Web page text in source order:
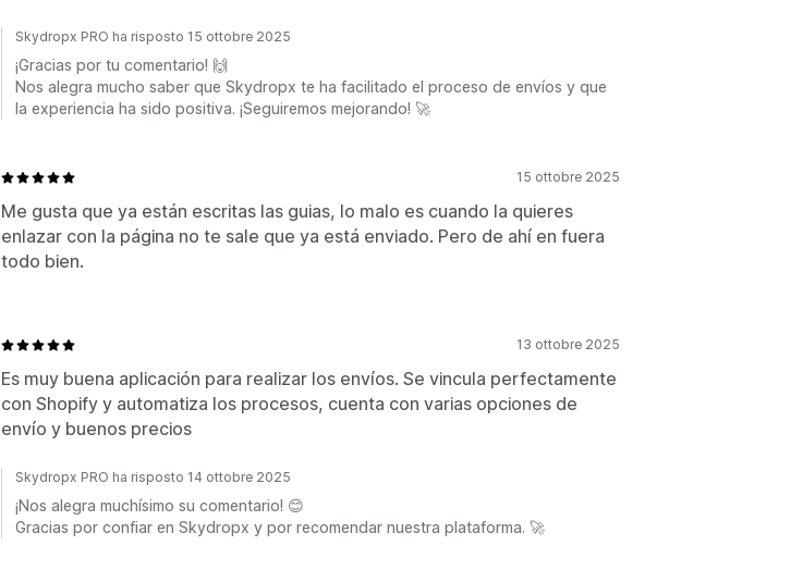
Skydropx PRO ha risposto 15 ottobre 2025
¡Gracias por tu comentario! 🙌
Nos alegra mucho saber que Skydropx te ha facilitado el proceso de envíos y que
la experiencia ha sido positiva. ¡Seguiremos mejorando! 🚀
15 ottobre 2025
Me gusta que ya están escritas las guias, lo malo es cuando la quieres
enlazar con la página no te sale que ya está enviado. Pero de ahí en fuera
todo bien.
13 ottobre 2025
Es muy buena aplicación para realizar los envíos. Se vincula perfectamente
con Shopify y automatiza los procesos, cuenta con varias opciones de
envío y buenos precios
Skydropx PRO ha risposto 14 ottobre 2025
¡Nos alegra muchísimo su comentario! 😊
Gracias por confiar en Skydropx y por recomendar nuestra plataforma. 🚀